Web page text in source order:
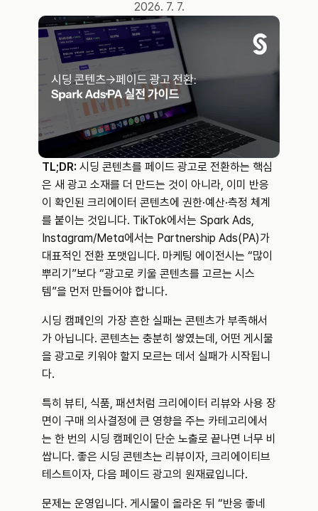
2026. 7. 7.
TL;DR: 시딩 콘텐츠를 페이드 광고로 전환하는 핵심
은 새 광고 소재를 더 만드는 것이 아니라, 이미 반응
이 확인된 크리에이터 콘텐츠에 권한·예산·측정 체계
를 붙이는 것입니다. TikTok에서는 Spark Ads,
Instagram/Meta에서는 Partnership Ads(PA)가
대표적인 전환 포맷입니다. 마케팅 에이전시는 “많이
뿌리기”보다 “광고로 키울 콘텐츠를 고르는 시스
템”을 먼저 만들어야 합니다.
시딩 캠페인의 가장 흔한 실패는 콘텐츠가 부족해서
가 아닙니다. 콘텐츠는 충분히 쌓였는데, 어떤 게시물
을 광고로 키워야 할지 모르는 데서 실패가 시작됩니
다.
특히 뷰티, 식품, 패션처럼 크리에이터 리뷰와 사용 장
면이 구매 의사결정에 큰 영향을 주는 카테고리에서
는 한 번의 시딩 캠페인이 단순 노출로 끝나면 너무 비
쌉니다. 좋은 시딩 콘텐츠는 리뷰이자, 크리에이티브
테스트이자, 다음 페이드 광고의 원재료입니다.
문제는 운영입니다. 게시물이 올라온 뒤 “반응 좋네